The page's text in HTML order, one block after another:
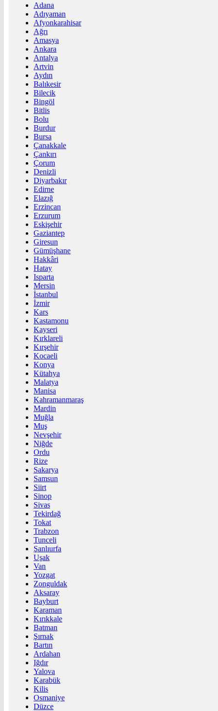
Adana
Adıyaman
Afyonkarahisar
Ağrı
Amasya
Ankara
Antalya
Artvin
Aydın
Balıkesir
Bilecik
Bingöl
Bitlis
Bolu
Burdur
Bursa
Çanakkale
Çankırı
Çorum
Denizli
Diyarbakır
Edirne
Elazığ
Erzincan
Erzurum
Eskişehir
Gaziantep
Giresun
Gümüşhane
Hakkâri
Hatay
Isparta
Mersin
İstanbul
İzmir
Kars
Kastamonu
Kayseri
Kırklareli
Kırşehir
Kocaeli
Konya
Kütahya
Malatya
Manisa
Kahramanmaraş
Mardin
Muğla
Muş
Nevşehir
Niğde
Ordu
Rize
Sakarya
Samsun
Siirt
Sinop
Sivas
Tekirdağ
Tokat
Trabzon
Tunceli
Şanlıurfa
Uşak
Van
Yozgat
Zonguldak
Aksaray
Bayburt
Karaman
Kırıkkale
Batman
Şırnak
Bartın
Ardahan
Iğdır
Yalova
Karabük
Kilis
Osmaniye
Düzce